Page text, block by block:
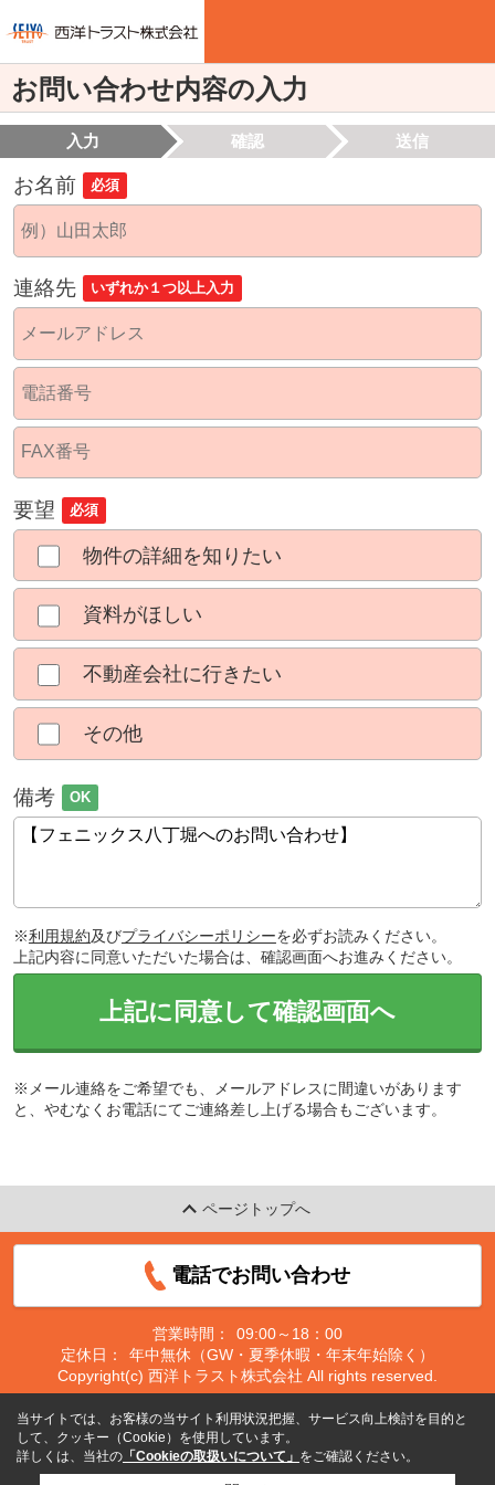
お問い合わせ内容の入力
入力 確認 送信
お名前 必須
連絡先 いずれか１つ以上入力
要望 必須
物件の詳細を知りたい
資料がほしい
不動産会社に行きたい
その他
備考 OK
※利用規約及びプライバシーポリシーを必ずお読みください。
上記内容に同意いただいた場合は、確認画面へお進みください。
上記に同意して確認画面へ
※メール連絡をご希望でも、メールアドレスに間違いがあります
と、やむなくお電話にてご連絡差し上げる場合もございます。
ページトップへ
電話でお問い合わせ
営業時間：
09:00～18：00
定休日：
年中無休（GW・夏季休暇・年末年始除く）
Copyright(c) 西洋トラスト株式会社 All rights reserved.
当サイトでは、お客様の当サイト利用状況把握、サービス向上検討を目的と
して、クッキー（Cookie）を使用しています。
詳しくは、当社の 「Cookieの取扱いについて」 をご確認ください。